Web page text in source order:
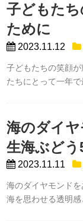
子どもた
ために
2023.11.12
子どもたちの笑顔
たちにとって一年
海のダイヤ
生海ぶどう
2023.11.11
海のダイヤモンド
海を思わせる透明